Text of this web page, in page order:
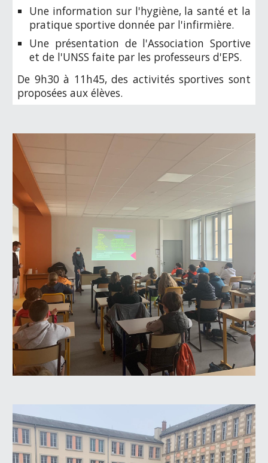
Une information sur l'hygiène, la santé et la
pratique sportive donnée par l'infirmière.
Une présentation de l'Association Sportive
et de l'UNSS faite par les professeurs d'EPS.
De 9h30 à 11h45, des activités sportives sont
proposées aux élèves.